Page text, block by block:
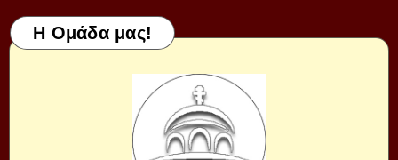
Η Ομάδα μας!